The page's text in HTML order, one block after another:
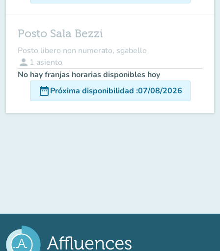
Posto Sala Bezzi
Posto libero non numerato, sgabello
person 1 asiento
No hay franjas horarias disponibles hoy
date_rangePróxima disponibilidad :07/08/2026